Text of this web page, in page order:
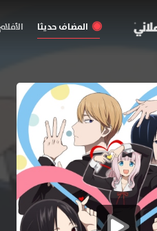
المضاف حديثا